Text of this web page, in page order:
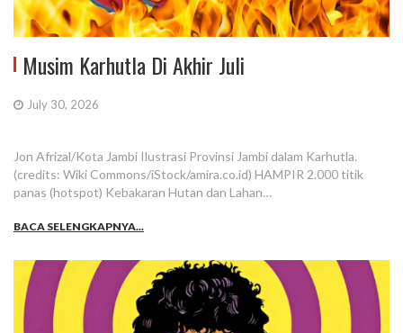
Musim Karhutla Di Akhir Juli
July 30, 2026
Jon Afrizal/Kota Jambi Ilustrasi Provinsi Jambi dalam Karhutla.
(credits: Wiki Commons/iStock/amira.co.id) HAMPIR 2.000 titik
panas (hotspot) Kebakaran Hutan dan Lahan…
BACA SELENGKAPNYA...